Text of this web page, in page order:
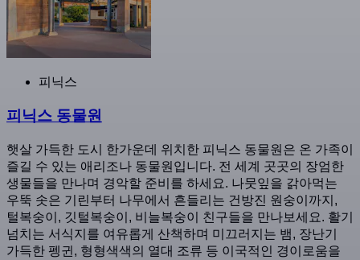
피닉스
피닉스 동물원
햇살 가득한 도시 한가운데 위치한 피닉스 동물원은 온 가족이
즐길 수 있는 애리조나 동물원입니다. 전 세계 곳곳의 장엄한
생물들을 만나며 경악할 준비를 하세요. 나뭇잎을 갉아먹는
우뚝 솟은 기린부터 나무에서 흔들리는 건방진 원숭이까지,
털복숭이, 깃털복숭이, 비늘복숭이 친구들을 만나보세요. 활기
넘치는 서식지를 여유롭게 산책하며 미끄러지는 뱀, 장난기
가득한 펭귄, 형형색색의 열대 조류 등 이국적인 경이로움을